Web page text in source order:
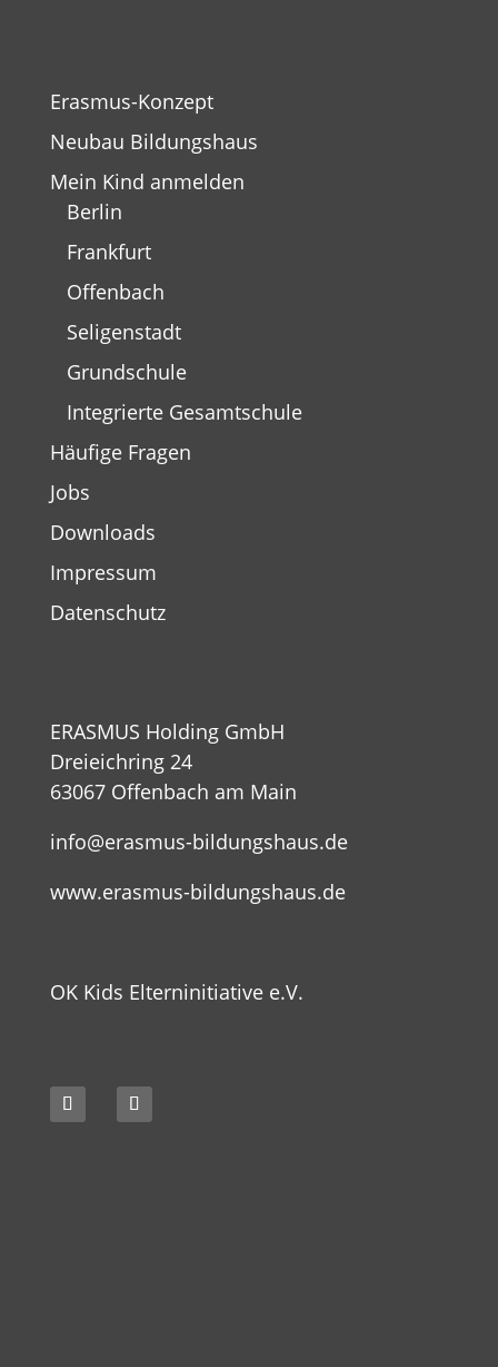
Erasmus-Konzept
Neubau Bildungshaus
Mein Kind anmelden
Berlin
Frankfurt
Offenbach
Seligenstadt
Grundschule
Integrierte Gesamtschule
Häufige Fragen
Jobs
Downloads
Impressum
Datenschutz
ERASMUS Holding GmbH
Dreieichring 24
63067 Offenbach am Main
info@erasmus-bildungshaus.de
www.erasmus-bildungshaus.de
OK Kids Elterninitiative e.V.